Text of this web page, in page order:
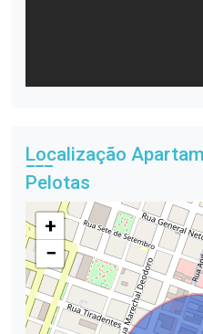
Localização
Pelotas
+
−